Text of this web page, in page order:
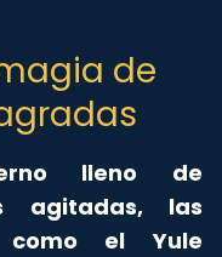
de
lleno de
agitadas, las
como el Yule